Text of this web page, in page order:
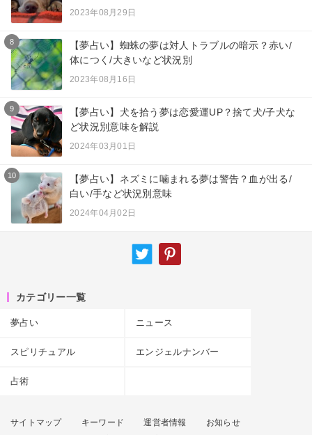
2023年08月29日
8
【夢占い】蜘蛛の夢は対人トラブルの暗示？赤い/
体につく/大きいなど状況別
2023年08月16日
9
【夢占い】犬を拾う夢は恋愛運UP？捨て犬/子犬な
ど状況別意味を解説
2024年03月01日
10
【夢占い】ネズミに噛まれる夢は警告？血が出る/
白い/手など状況別意味
2024年04月02日
カテゴリー一覧
夢占い ニュース
スピリチュアル エンジェルナンバー
占術
サイトマップ キーワード 運営者情報
お知らせ